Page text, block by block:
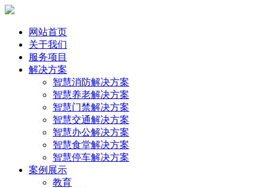
网站首页
关于我们
服务项目
解决方案
智慧消防解决方案
智慧养老解决方案
智慧门禁解决方案
智慧交通解决方案
智慧办公解决方案
智慧食堂解决方案
智慧停车解决方案
案例展示
教育